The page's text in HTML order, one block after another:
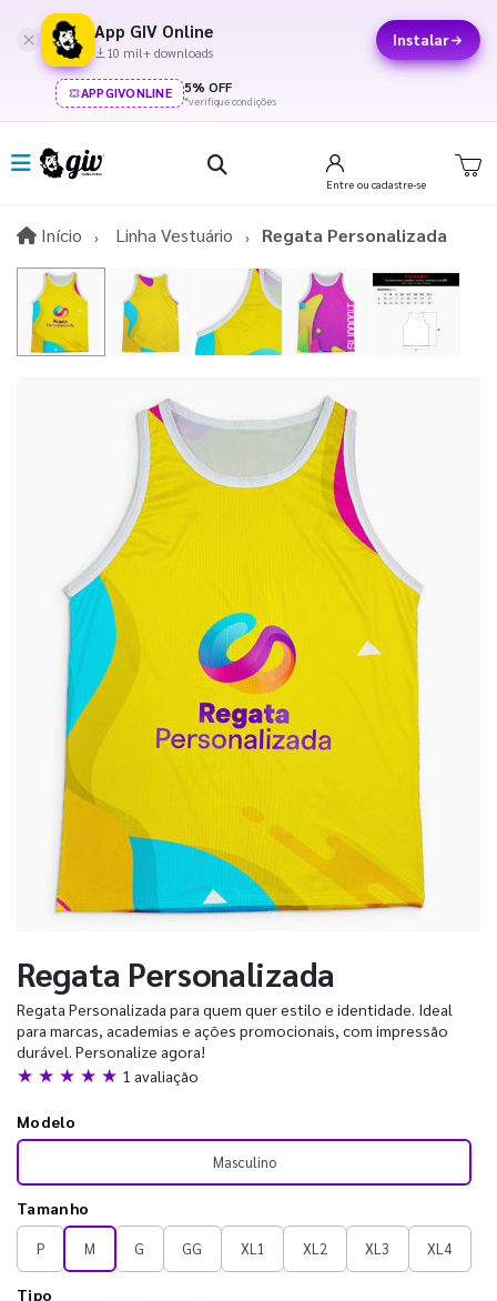
App GIV Online
10 mil+ downloads
Instalar
APPGIVONLINE 5% OFF
*verifique condições
Entre ou cadastre-se
Início InícioLinha Vestuário Regata Personalizada
Regata Personalizada
Regata Personalizada para quem quer estilo e identidade. Ideal
para marcas, academias e ações promocionais, com impressão
durável. Personalize agora!
★ ★ ★ ★ ★ 1 avaliação
Modelo
Masculino
Tamanho
P M G GG XL1 XL2 XL3 XL4
Tipo